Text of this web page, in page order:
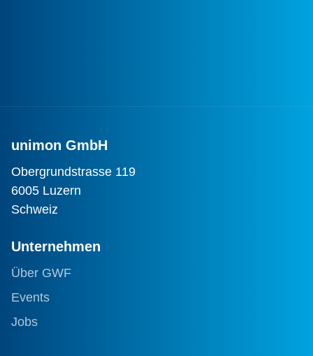
unimon GmbH
Obergrundstrasse 119
6005 Luzern
Schweiz
Unternehmen
Über GWF
Events
Jobs